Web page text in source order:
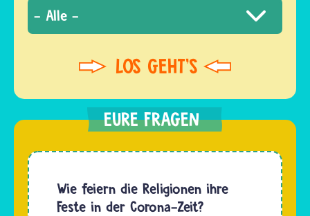
Wie feiern die Religionen ihre
Feste in der Corona-Zeit?